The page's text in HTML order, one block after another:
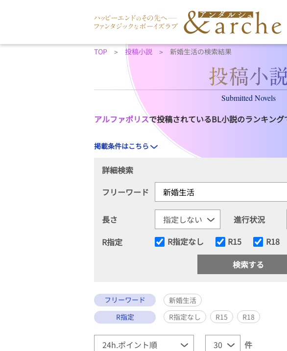
TOP 投稿小説 新婚生活の検索結果
Submitted Novels
アルファポリスで投稿されているBL小説のランキング
掲載条件はこちら
詳細検索
フリーワード
長さ
進行状況
R指定
R指定なし R15 R18
フリーワード
新婚生活
R指定
R指定なし R15 R18
件